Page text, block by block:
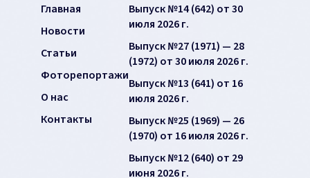
Главная
Новости
Статьи
Фоторепортажи
О нас
Контакты
Выпуск №14 (642) от 30
июля 2026 г.
Выпуск №27 (1971) — 28
(1972) от 30 июля 2026 г.
Выпуск №13 (641) от 16
июля 2026 г.
Выпуск №25 (1969) — 26
(1970) от 16 июля 2026 г.
Выпуск №12 (640) от 29
июня 2026 г.